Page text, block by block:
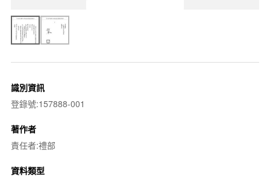
識別資訊
登錄號:157888-001
著作者
責任者:禮部
資料類型